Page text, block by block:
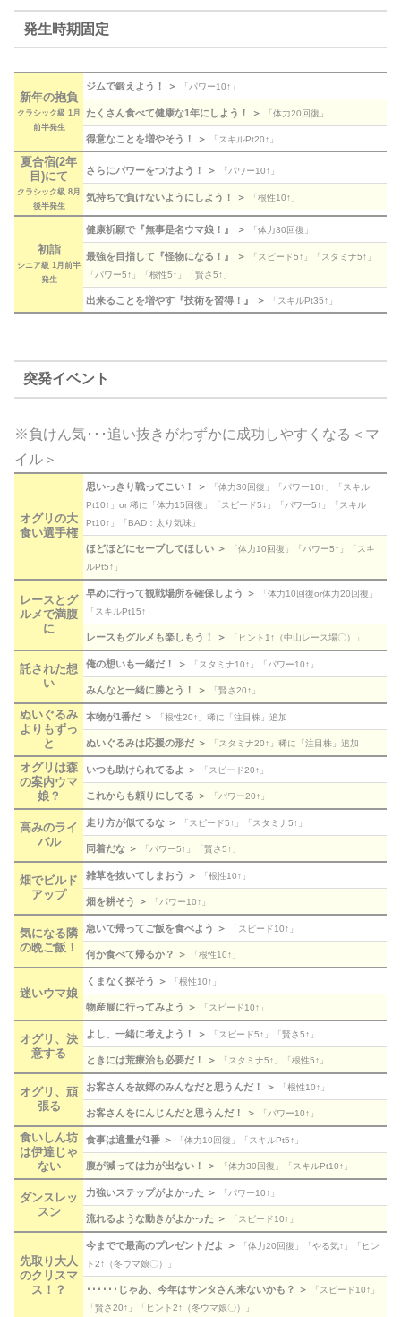
発生時期固定
新年の抱負
クラシック級 1月
前半発生
ジムで鍛えよう！ ＞ 「パワー10↑」
たくさん食べて健康な1年にしよう！ ＞ 「体力20回復」
得意なことを増やそう！ ＞ 「スキルPt20↑」
夏合宿(2年
目)にて
クラシック級 8月
後半発生
さらにパワーをつけよう！ ＞ 「パワー10↑」
気持ちで負けないようにしよう！ ＞ 「根性10↑」
初詣
シニア級 1月前半
発生
健康祈願で『無事是名ウマ娘！』 ＞ 「体力30回復」
最強を目指して『怪物になる！』 ＞
「スピード5↑」「スタミナ5↑」
「パワー5↑」「根性5↑」「賢さ5↑」
出来ることを増やす『技術を習得！』 ＞ 「スキルPt35↑」
突発イベント
※負けん気･･･追い抜きがわずかに成功しやすくなる＜マ
イル＞
オグリの大
食い選手権
思いっきり戦ってこい！ ＞
「体力30回復」「パワー10↑」「スキル
Pt10↑」or 稀に「体力15回復」「スピード5↓」「パワー5↑」「スキル
Pt10↑」「BAD：太り気味」
ほどほどにセーブしてほしい ＞
「体力10回復」「パワー5↑」「スキ
ルPt5↑」
レースとグ
ルメで満腹
に
早めに行って観戦場所を確保しよう ＞
「体力10回復or体力20回復」
「スキルPt15↑」
レースもグルメも楽しもう！ ＞ 「ヒント1↑（中山レース場〇）」
託された想
い
俺の想いも一緒だ！ ＞ 「スタミナ10↑」「パワー10↑」
みんなと一緒に勝とう！ ＞ 「賢さ20↑」
ぬいぐるみ
よりもずっ
と
本物が1番だ ＞ 「根性20↑」稀に「注目株」追加
ぬいぐるみは応援の形だ ＞ 「スタミナ20↑」稀に「注目株」追加
オグリは森
の案内ウマ
娘？
いつも助けられてるよ ＞ 「スピード20↑」
これからも頼りにしてる ＞ 「パワー20↑」
高みのライ
バル
走り方が似てるな ＞ 「スピード5↑」「スタミナ5↑」
同着だな ＞ 「パワー5↑」「賢さ5↑」
畑でビルド
アップ
雑草を抜いてしまおう ＞ 「根性10↑」
畑を耕そう ＞ 「パワー10↑」
気になる隣
の晩ご飯！
急いで帰ってご飯を食べよう ＞ 「スピード10↑」
何か食べて帰るか？ ＞ 「根性10↑」
迷いウマ娘
くまなく探そう ＞ 「根性10↑」
物産展に行ってみよう ＞ 「スピード10↑」
オグリ、決
意する
よし、一緒に考えよう！ ＞ 「スピード5↑」「賢さ5↑」
ときには荒療治も必要だ！ ＞ 「スタミナ5↑」「根性5↑」
オグリ、頑
張る
お客さんを故郷のみんなだと思うんだ！ ＞ 「根性10↑」
お客さんをにんじんだと思うんだ！ ＞ 「パワー10↑」
食いしん坊
は伊達じゃ
ない
食事は適量が1番 ＞ 「体力10回復」「スキルPt5↑」
腹が減っては力が出ない！ ＞ 「体力30回復」「スキルPt10↑」
ダンスレッ
スン
力強いステップがよかった ＞ 「パワー10↑」
流れるような動きがよかった ＞ 「スピード10↑」
先取り大人
のクリスマ
ス！？
今までで最高のプレゼントだよ ＞
「体力20回復」「やる気↑」「ヒン
ト2↑（冬ウマ娘〇）」
･･････じゃあ、今年はサンタさん来ないかも？ ＞
「スピード10↑」
「賢さ20↑」「ヒント2↑（冬ウマ娘〇）」